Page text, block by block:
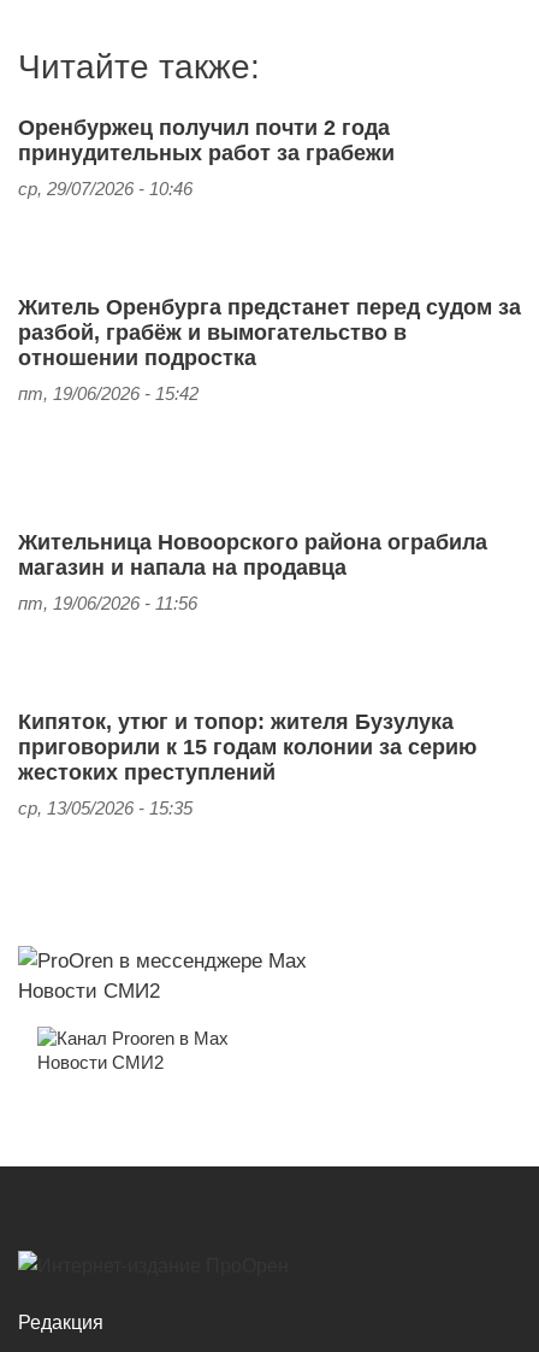
Читайте также:
Оренбуржец получил почти 2 года
принудительных работ за грабежи
ср, 29/07/2026 - 10:46
Житель Оренбурга предстанет перед судом за
разбой, грабёж и вымогательство в
отношении подростка
пт, 19/06/2026 - 15:42
Жительница Новоорского района ограбила
магазин и напала на продавца
пт, 19/06/2026 - 11:56
Кипяток, утюг и топор: жителя Бузулука
приговорили к 15 годам колонии за серию
жестоких преступлений
ср, 13/05/2026 - 15:35
Новости СМИ2
Новости СМИ2
Редакция